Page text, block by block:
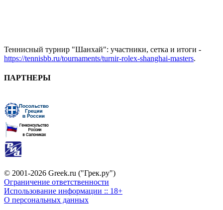
Теннисный турнир "Шанхай": участники, сетка и итоги -
https://tennisbb.ru/tournaments/turnir-rolex-shanghai-masters.
ПАРТНЕРЫ
© 2001-2026 Greek.ru ("Грек.ру")
Ограничение ответственности
Использование информации :: 18+
О персональных данных